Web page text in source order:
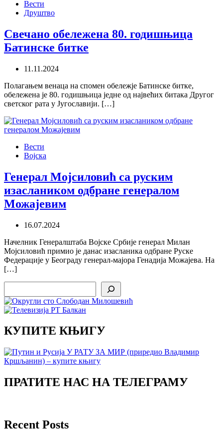
Вести
Друштво
Свечано обележена 80. годишњица
Батинске битке
11.11.2024
Полагањем венаца на спомен обележје Батинске битке,
обележена је 80. годишњица једне од највећих битака Другог
светског рата у Југославији. […]
Вести
Војска
Генерал Мојсиловић са руским
изаслаником одбране генералом
Можајевим
16.07.2024
Начелник Генералштаба Војске Србије генерал Милан
Мојсиловић примио је данас изасланика одбране Руске
Федерације у Београду генерал-мајора Генадија Можајева. На
[…]
КУПИТЕ КЊИГУ
ПРАТИТЕ НАС НА ТЕЛЕГРАМУ
Recent Posts